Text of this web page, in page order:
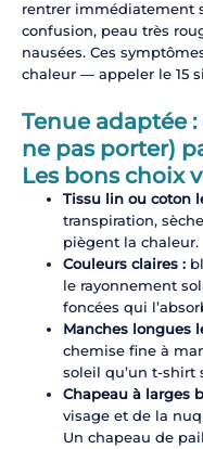
rentrer immédiatement
confusion, peau très
nausées. Ces
chaleur — appeler le 15
Tenue adaptée
ne pas porter)
Les bons choix
Tissu lin ou coton
transpiration,
piègent la chaleur.
Couleurs claires :
le rayonnement
foncées qui
Manches longues
chemise fine à
soleil qu’un t-shirt
Chapeau à larges
visage et de la
Un chapeau de